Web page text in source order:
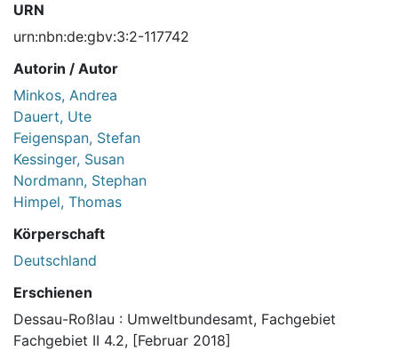
URN
urn:nbn:de:gbv:3:2-117742
Autorin / Autor
Minkos, Andrea
Dauert, Ute
Feigenspan, Stefan
Kessinger, Susan
Nordmann, Stephan
Himpel, Thomas
Körperschaft
Deutschland
Erschienen
Dessau-Roßlau : Umweltbundesamt, Fachgebiet
Fachgebiet II 4.2, [Februar 2018]